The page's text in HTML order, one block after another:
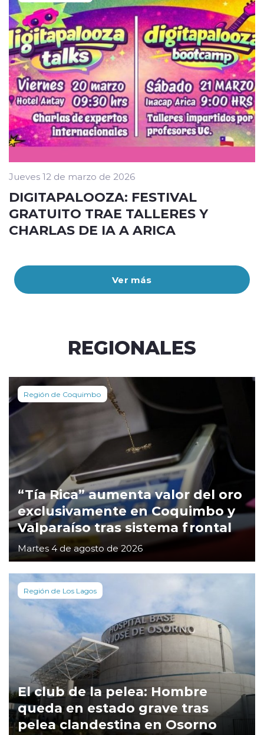
Ver más
Jueves 12 de marzo de 2026
DIGITAPALOOZA: FESTIVAL
GRATUITO TRAE TALLERES Y
CHARLAS DE IA A ARICA
REGIONALES
Región de Coquimbo
“Tía Rica” aumenta valor del oro
exclusivamente en Coquimbo y
Valparaíso tras sistema frontal
Martes 4 de agosto de 2026
Región de Los Lagos
El club de la pelea: Hombre
queda en estado grave tras
pelea clandestina en Osorno